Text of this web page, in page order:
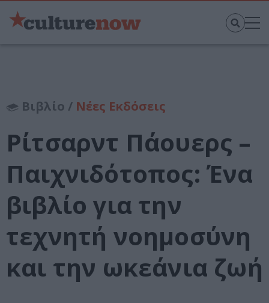
Βιβλίο / Νέες Εκδόσεις
Ρίτσαρντ Πάουερς –
Παιχνιδότοπος: Ένα
βιβλίο για την
τεχνητή νοημοσύνη
και την ωκεάνια ζωή